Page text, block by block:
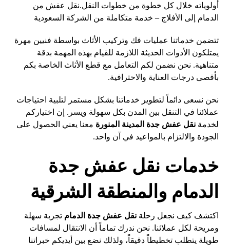
أولوياته خلال كل خطوة من خطوات النقل.نقل عفش من
الدمام إلى الأفلاج – خدمة متكاملة من الشركة السعودية
تتضمن خدماتنا عمليات فك وتركيب الأثاث بواسطة فنيين مهرة
يمتلكون الأدوات الحديثة اللازمة للقيام بهذه المهمة بدقة
متناهية. نحن نضمن لكم التعامل مع قطع الأثاث الخاصة بكم
بأقصى درجات العناية والاحترافية.
نحن نسعى دائماً لتطوير خدماتنا بشكل مستمر لتلبية احتياجات
عملائنا في التنقل بين المدن بكل سهولة ويسر. إن اختياركم
لخدمةنقل عفش جدة المدينة المنورة معنا يعني الحصول على
الجودة والالتزام بالمواعيد في آن واحد.
خدمات نقل عفش جدة
الدمام والمنطقة الشرقية
اكتشف كيف نجعل رحلةنقل عفش جدة الدمام تجربة سهلة
ومريحة لكل عملائنا. نحن ندرك تماماً أن الانتقال لمسافات
طويلة يتطلب تخطيطاً دقيقاً، ولذلك نضع بين أيديكم خبراتنا